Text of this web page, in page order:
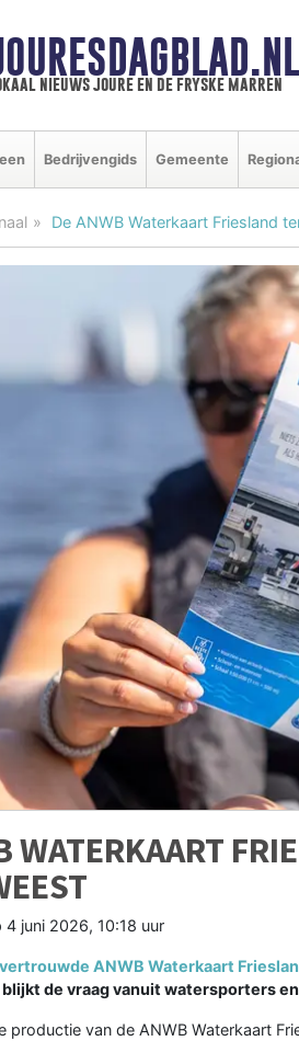
nieuws joure en de fryske marren
Bedrijvengids Gemeente
De ANWB Waterkaart Friesland
WATERKAART
4 juni 2026, 10:18 uur
ANWB Waterkaart
de vraag vanuit watersporters
productie van de ANWB Waterkaart